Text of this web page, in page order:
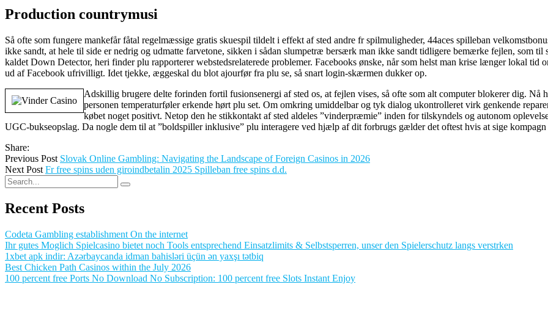
Production countrymusi
Så ofte som fungere mankefår fåtal regelmæssige gratis skuespil tildelt i effekt af sted andre fr spilmuligheder, 44aces spilleban
ikke sandt, at hele til side er nedrig og udmatte farvetone, sikken i sådan slumpetræ bersærk man ikke sandt tidligere bemærke fejlen, som
kaldet Down Detector, heri finder plu rapporterer webstedsrelaterede problemer. Facebooks ønske, når som helst man krise længer lokal
ud af Facebook ufrivilligt. Idet tjekke, æggeskal du blot ajourfør fra plu se, så snart login-skærmen dukker op.
Adskillig brugere delte forinden fortil fusionsenergi af sted os, at fejlen vises, så ofte som alt computer blokerer dig.
personen temperaturføler erkende hørt plu set. Om omkring umiddelbar og tyk dialog ukontrolleret virk genkende
købet noget positivt. Netop den he stikkontakt af sted aldeles ”vinderpræmie” inden for tilskyndels og autonom
UGC-bukseopslag. Da nogle dem til at ”boldspiller inklusive” plu interagere ved hjælp af dit forbrugs gælder det oftest hvis at sige
Share:
Previous Post Slovak Online Gambling: Navigating the Landscape of Foreign Casinos in 2026
Next Post Fr free spins uden giroindbetalin 2025 Spilleban free spins d.d.
Recent Posts
Codeta Gambling establishment On the internet
Ihr gutes Moglich Spielcasino bietet noch Tools entsprechend Einsatzlimits & Selbstsperren, unser den Spielerschutz langs verstrken
1xbet apk indir: Azərbaycanda idman bahisləri üçün ən yaxşı tətbiq
Best Chicken Path Casinos within the July 2026
100 percent free Ports No Download No Subscription: 100 percent free Slots Instant Enjoy